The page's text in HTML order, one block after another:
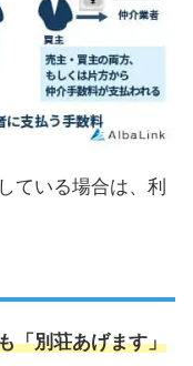
ている場合は、利
「別荘あげます」